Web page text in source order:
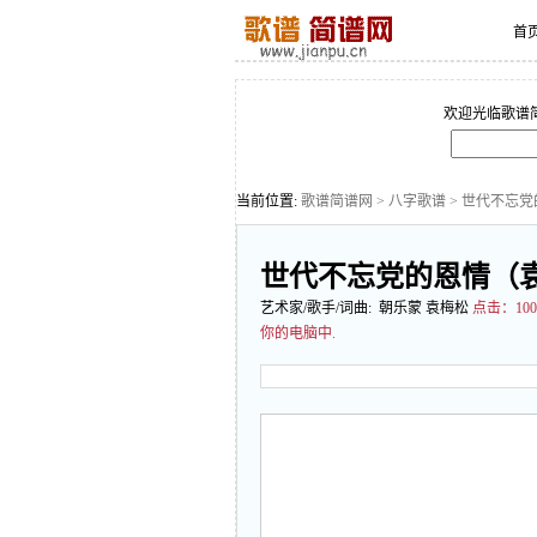
首
欢迎光临歌谱
当前位置: 歌谱简谱网 > 八字歌谱 > 世代不忘
世代不忘党的恩情（
艺术家/歌手/词曲: 朝乐蒙 袁梅松 点击：
你的电脑中.